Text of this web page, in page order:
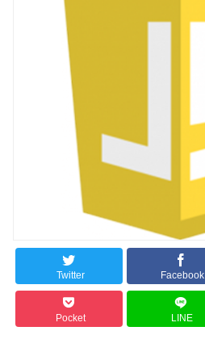
Twitter Facebook
Pocket LINE